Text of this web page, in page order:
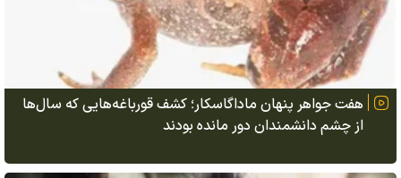
هفت جواهر پنهان ماداگاسکار؛ کشف قورباغه‌هایی که سال‌ها
از چشم دانشمندان دور مانده بودند